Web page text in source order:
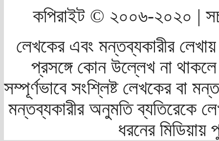
কপিরাইট © ২০০৬-২০২০ |
লেখকের এবং মন্তব্যকারীর
প্রসঙ্গে কোন উল্লেখ না
সম্পূর্ণভাবে সংশ্লিষ্ট লেখকের বা
মন্তব্যকারীর অনুমতি ব্যতিরেকে
ধরনের মিডিয়ায়